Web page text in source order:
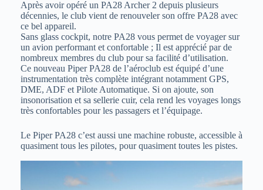
Après avoir opéré un PA28 Archer 2 depuis plusieurs
décennies, le club vient de renouveler son offre PA28 avec
ce bel appareil.
Sans glass cockpit, notre PA28 vous permet de voyager sur
un avion performant et confortable ; Il est apprécié par de
nombreux membres du club pour sa facilité d’utilisation.
Ce nouveau Piper PA28 de l’aéroclub est équipé d’une
instrumentation très complète intégrant notamment GPS,
DME, ADF et Pilote Automatique. Si on ajoute, son
insonorisation et sa sellerie cuir, cela rend les voyages longs
très confortables pour les passagers et l’équipage.
Le Piper PA28 c’est aussi une machine robuste, accessible à
quasiment tous les pilotes, pour quasiment toutes les pistes.